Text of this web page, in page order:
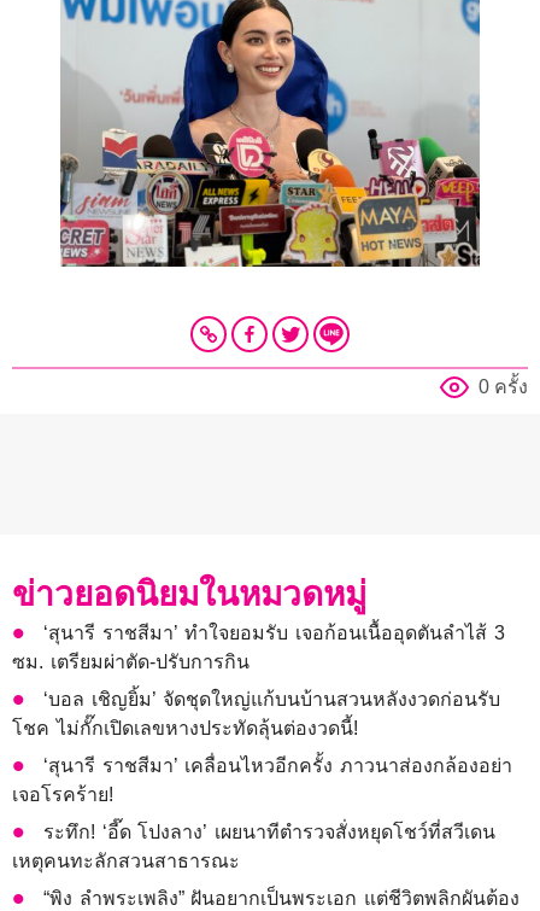
0 ครั้ง
ข่าวยอดนิยมในหมวดหมู่
‘สุนารี ราชสีมา’ ทำใจยอมรับ เจอก้อนเนื้ออุดตันลำไส้ 3
ซม. เตรียมผ่าตัด-ปรับการกิน
‘บอล เชิญยิ้ม’ จัดชุดใหญ่แก้บนบ้านสวนหลังงวดก่อนรับ
โชค ไม่กั๊กเปิดเลขหางประทัดลุ้นต่องวดนี้!
‘สุนารี ราชสีมา’ เคลื่อนไหวอีกครั้ง ภาวนาส่องกล้องอย่า
เจอโรคร้าย!
ระทึก! ‘อี๊ด โปงลาง’ เผยนาทีตำรวจสั่งหยุดโชว์ที่สวีเดน
เหตุคนทะลักสวนสาธารณะ
“พิง ลำพระเพลิง” ฝันอยากเป็นพระเอก แต่ชีวิตพลิกผันต้อง